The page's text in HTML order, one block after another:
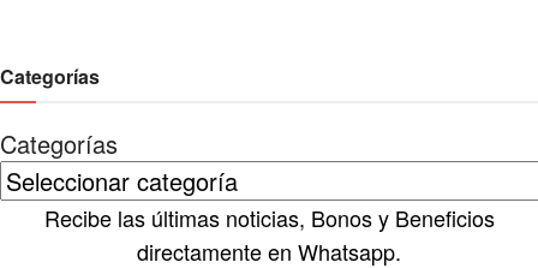
Categorías
Categorías
Recibe las últimas noticias, Bonos y Beneficios
directamente en Whatsapp.